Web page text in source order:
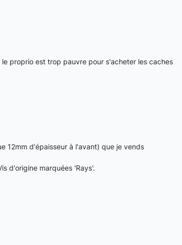
proprio est trop pauvre pour s'acheter les caches
12mm d'épaisseur à l'avant) que je vends
d'origine marquées 'Rays'.